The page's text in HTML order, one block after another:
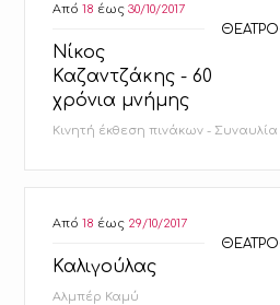
Από18 έως30/10/2017
ΘΕΑΤΡΟ
Νίκος
Καζαντζάκης - 60
χρόνια μνήμης
Κινητή έκθεση πινάκων - Συναυλία
Από18 έως 29/10/2017
ΘΕΑΤΡΟ
Καλιγούλας
Αλμπέρ Καμύ